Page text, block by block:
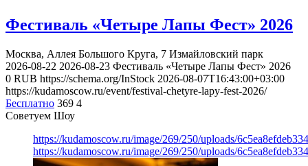
Фестиваль «Четыре Лапы Фест» 2026
Москва, Аллея Большого Круга, 7 Измайловский парк
2026-08-22 2026-08-23 Фестиваль «Четыре Лапы Фест» 2026
0 RUB https://schema.org/InStock 2026-08-07T16:43:00+03:00
https://kudamoscow.ru/event/festival-chetyre-lapy-fest-2026/
Бесплатно 369 4
Советуем Шоу
https://kudamoscow.ru/image/269/250/uploads/
https://kudamoscow.ru/image/269/250/uploads/